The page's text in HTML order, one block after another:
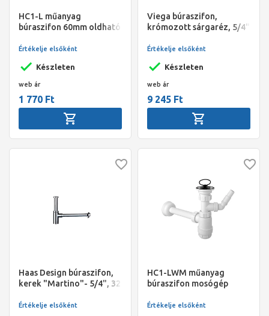
HC1-L műanyag
búraszifon 60mm oldható
5/4”x32mm
Készleten
Értékelje elsőként
web ár
1 770 Ft
Viega búraszifon,
krómozott sárgaréz, 5/4"
nélkül
Készleten
Értékelje elsőként
web ár
9 245 Ft
Haas Design búraszifon,
kerek "Martino"- 5/4", 32
Értékelje elsőként
HC1-LWM műanyag
búraszifon mosógép
5/4”x32mm, oldható
Értékelje elsőként